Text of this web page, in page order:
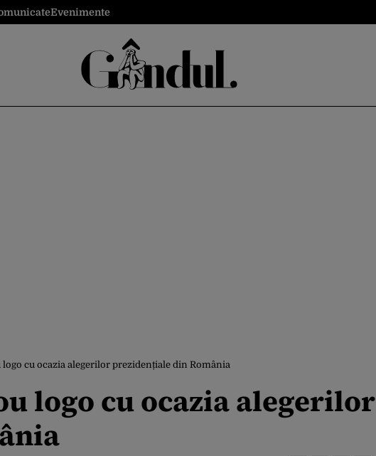
Evenimente
logo cu ocazia alegerilor prezidențiale din România
logo cu ocazia alegerilor